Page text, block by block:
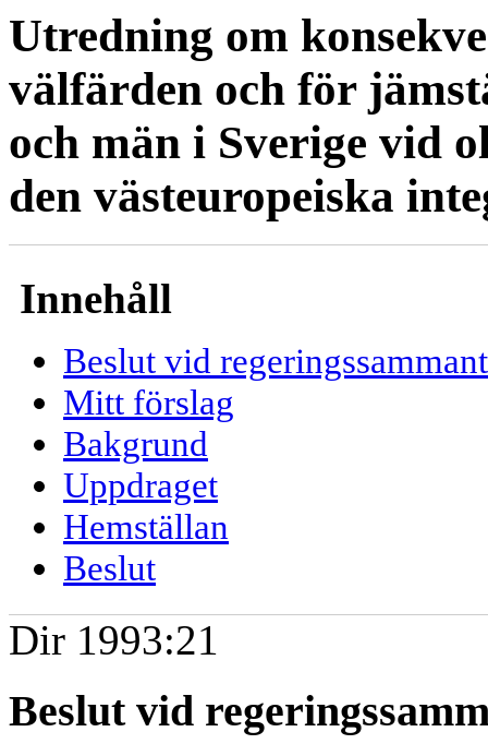
Utredning om
välfärden och för
och män i Sverige vid
den västeuropeiska
Innehåll
Beslut vid
Mitt förslag
Bakgrund
Uppdraget
Hemställan
Beslut
Dir 1993:21
Beslut vid